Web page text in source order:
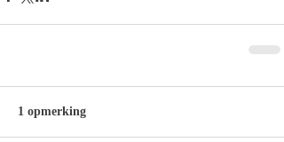
1 opmerking